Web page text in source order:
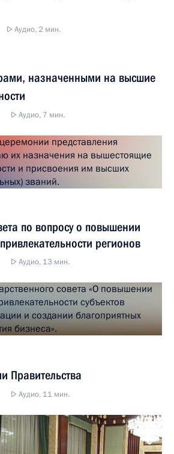
Аудио, 2 мин.
назначенными на высшие
Аудио, 7 мин.
по вопросу о повышении
регионов
Аудио, 13 мин.
Правительства
Аудио, 11 мин.